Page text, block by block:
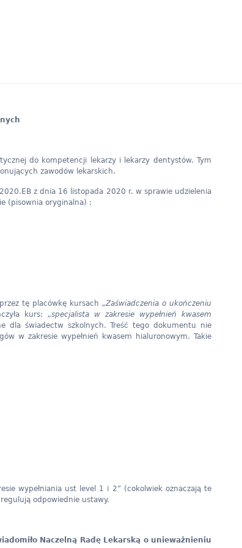
do kompetencji lekarzy i lekarzy dentystów. Tym
zawodów lekarskich.
z dnia 16 listopada 2020 r. w sprawie udzielenia
(pisownia oryginalna) :
tę placówkę kursach„Zaświadczenia o ukończeniu
kurs:„specjalista w zakresie wypełnień kwasem
dla świadectw szkolnych. Treść tego dokumentu nie
w zakresie wypełnień kwasem hialuronowym. Takie
wypełniania ust level 1 i 2” (cokolwiek oznaczają te
odpowiednie ustawy.
Naczelną Radę Lekarską o unieważnieniu